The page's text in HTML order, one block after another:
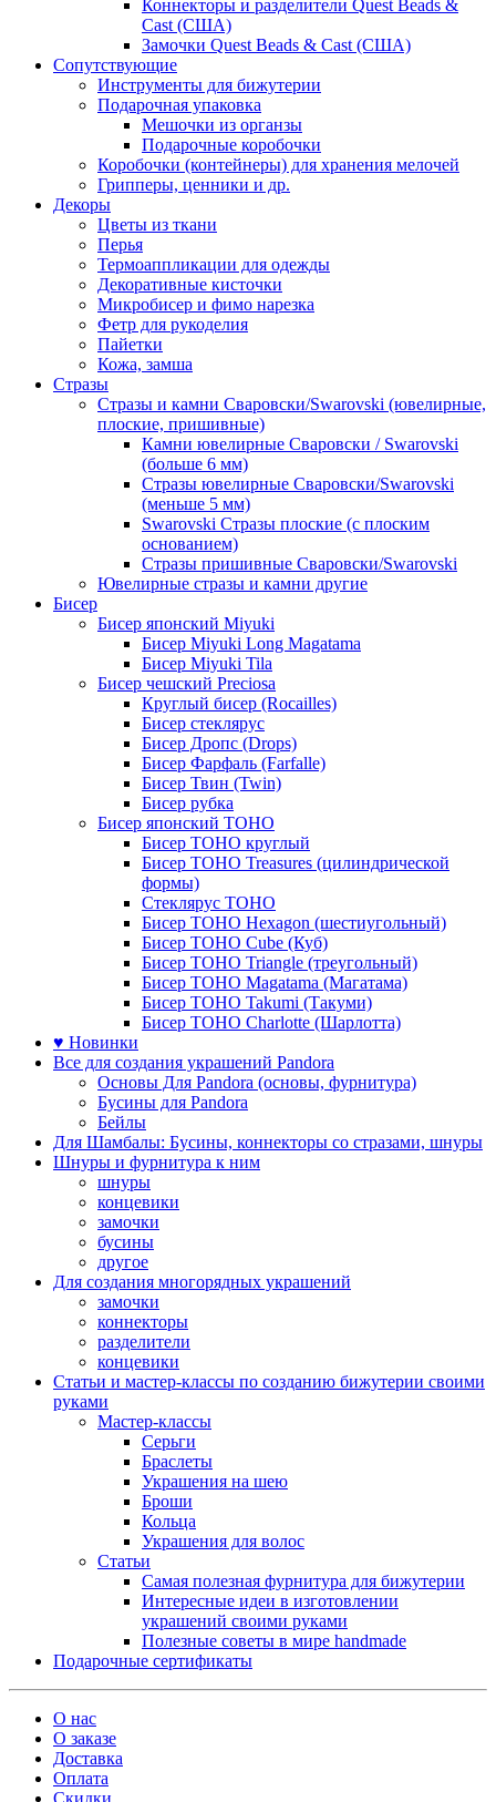
Коннекторы и разделители Quest Beads &
Cast (США)
Замочки Quest Beads & Cast (США)
Сопутствующие
Инструменты для бижутерии
Подарочная упаковка
Мешочки из органзы
Подарочные коробочки
Коробочки (контейнеры) для хранения мелочей
Грипперы, ценники и др.
Декоры
Цветы из ткани
Перья
Термоаппликации для одежды
Декоративные кисточки
Микробисер и фимо нарезка
Фетр для рукоделия
Пайетки
Кожа, замша
Стразы
Стразы и камни Сваровски/Swarovski (ювелирные,
плоские, пришивные)
Камни ювелирные Сваровски / Swarovski
(больше 6 мм)
Стразы ювелирные Сваровски/Swarovski
(меньше 5 мм)
Swarovski Стразы плоские (с плоским
основанием)
Стразы пришивные Сваровски/Swarovski
Ювелирные стразы и камни другие
Бисер
Бисер японский Miyuki
Бисер Miyuki Long Magatama
Бисер Miyuki Tila
Бисер чешский Preciosa
Круглый бисер (Rocailles)
Бисер стеклярус
Бисер Дропс (Drops)
Бисер Фарфаль (Farfalle)
Бисер Твин (Twin)
Бисер рубка
Бисер японский TOHO
Бисер TOHO круглый
Бисер TOHO Treasures (цилиндрической
формы)
Стеклярус TOHO
Бисер TOHO Hexagon (шестиугольный)
Бисер TOHO Cube (Куб)
Бисер TOHO Triangle (треугольный)
Бисер TOHO Magatama (Магатама)
Бисер TOHO Takumi (Такуми)
Бисер TOHO Charlotte (Шарлотта)
♥ Новинки
Все для создания украшений Pandora
Основы Для Pandora (основы, фурнитура)
Бусины для Pandora
Бейлы
Для Шамбалы: Бусины, коннекторы со стразами, шнуры
Шнуры и фурнитура к ним
шнуры
концевики
замочки
бусины
другое
Для создания многорядных украшений
замочки
коннекторы
разделители
концевики
Статьи и мастер-классы по созданию бижутерии своими
руками
Мастер-классы
Серьги
Браслеты
Украшения на шею
Броши
Кольца
Украшения для волос
Статьи
Самая полезная фурнитура для бижутерии
Интересные идеи в изготовлении
украшений своими руками
Полезные советы в мире handmade
Подарочные сертификаты
О нас
О заказе
Доставка
Оплата